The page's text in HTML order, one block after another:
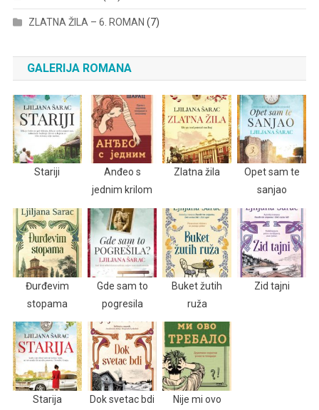
ZLATNA ŽILA – 6. ROMAN (7)
GALERIJA ROMANA
Stariji
Anđeo s
jednim krilom
Zlatna žila
Opet sam te
sanjao
Đurđevim
stopama
Gde sam to
pogresila
Buket žutih
ruža
Zid tajni
Starija Dok svetac bdi
Nije mi ovo